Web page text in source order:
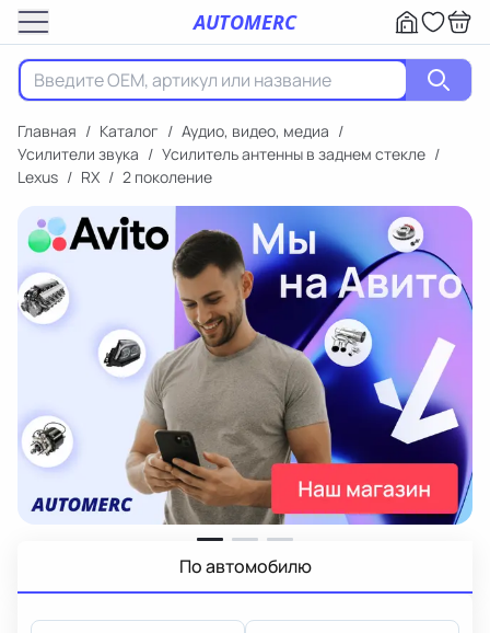
AUTOMERC
Главная / Каталог / Аудио, видео, медиа /
Усилители звука / Усилитель антенны в заднем стекле /
Lexus / RX / 2 поколение
По автомобилю